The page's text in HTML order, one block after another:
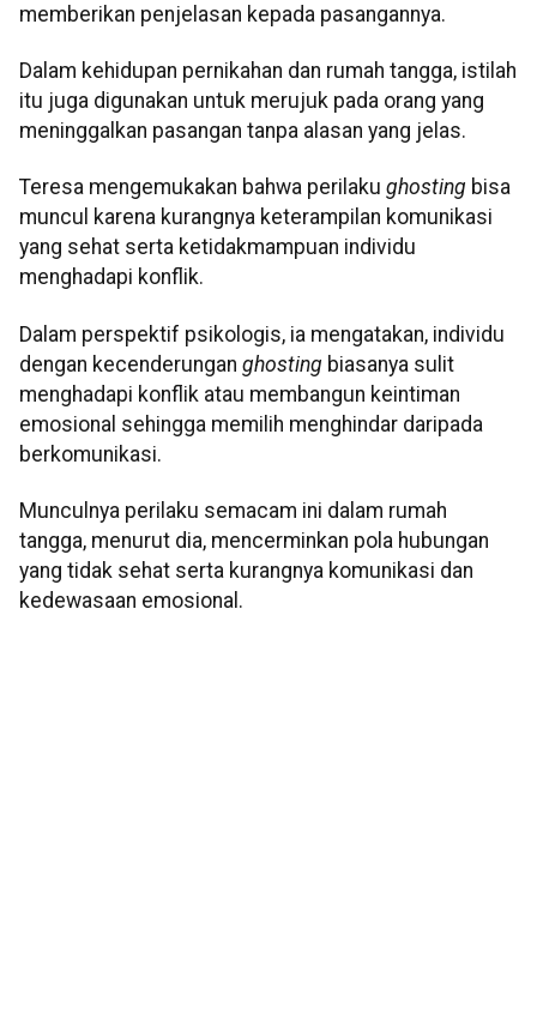
memberikan penjelasan kepada pasangannya.
Dalam kehidupan pernikahan dan rumah tangga, istilah
itu juga digunakan untuk merujuk pada orang yang
meninggalkan pasangan tanpa alasan yang jelas.
Teresa mengemukakan bahwa perilaku ghosting bisa
muncul karena kurangnya keterampilan komunikasi
yang sehat serta ketidakmampuan individu
menghadapi konflik.
Dalam perspektif psikologis, ia mengatakan, individu
dengan kecenderungan ghosting biasanya sulit
menghadapi konflik atau membangun keintiman
emosional sehingga memilih menghindar daripada
berkomunikasi.
Munculnya perilaku semacam ini dalam rumah
tangga, menurut dia, mencerminkan pola hubungan
yang tidak sehat serta kurangnya komunikasi dan
kedewasaan emosional.